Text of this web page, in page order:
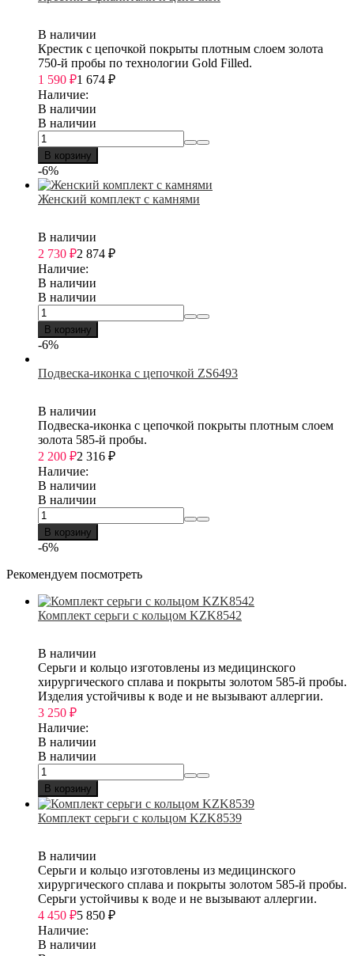
В наличии
Крестик с цепочкой покрыты плотным слоем золота
750-й пробы по технологии Gold Filled.
1 590 ₽1 674 ₽
Наличие:
В наличии
В наличии
В корзину
-6%
Женский комплект с камнями
В наличии
2 730 ₽2 874 ₽
Наличие:
В наличии
В наличии
В корзину
-6%
Подвеска-иконка с цепочкой ZS6493
В наличии
Подвеска-иконка с цепочкой покрыты плотным слоем
золота 585-й пробы.
2 200 ₽2 316 ₽
Наличие:
В наличии
В наличии
В корзину
-6%
Рекомендуем посмотреть
Комплект серьги с кольцом KZK8542
В наличии
Серьги и кольцо изготовлены из медицинского
хирургического сплава и покрыты золотом 585-й пробы.
Изделия устойчивы к воде и не вызывают аллергии.
3 250 ₽
Наличие:
В наличии
В наличии
В корзину
Комплект серьги с кольцом KZK8539
В наличии
Серьги и кольцо изготовлены из медицинского
хирургического сплава и покрыты золотом 585-й пробы.
Серьги устойчивы к воде и не вызывают аллергии.
4 450 ₽5 850 ₽
Наличие:
В наличии